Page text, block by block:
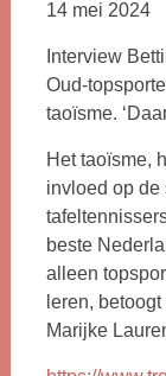
14 mei 2024
Interview
Oud-
taoïsme.
Het taoïsme,
invloed op
beste
alleen
leren,
Marijke